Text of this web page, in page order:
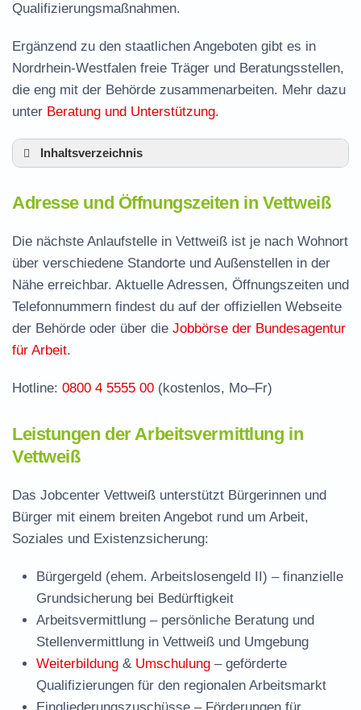
Qualifizierungsmaßnahmen.
Ergänzend zu den staatlichen Angeboten gibt es in
Nordrhein-Westfalen freie Träger und Beratungsstellen,
die eng mit der Behörde zusammenarbeiten. Mehr dazu
unter Beratung und Unterstützung.
Inhaltsverzeichnis
Leistungen der Arbeitsvermittlung in Vettweiß
Termin vereinbaren und Bürgergeld beantragen
Jobcenter Düren – zuständige Stelle
Stellenangebote und Jobbörse in Vettweiß
Häufige Fragen rund ums Jobcenter
Adresse und Öffnungszeiten in Vettweiß
Die nächste Anlaufstelle in Vettweiß ist je nach Wohnort
über verschiedene Standorte und Außenstellen in der
Nähe erreichbar. Aktuelle Adressen, Öffnungszeiten und
Telefonnummern findest du auf der offiziellen Webseite
der Behörde oder über die Jobbörse der Bundesagentur
für Arbeit.
Hotline: 0800 4 5555 00 (kostenlos, Mo–Fr)
Leistungen der Arbeitsvermittlung in
Vettweiß
Das Jobcenter Vettweiß unterstützt Bürgerinnen und
Bürger mit einem breiten Angebot rund um Arbeit,
Soziales und Existenzsicherung:
Bürgergeld (ehem. Arbeitslosengeld II) – finanzielle
Grundsicherung bei Bedürftigkeit
Arbeitsvermittlung – persönliche Beratung und
Stellenvermittlung in Vettweiß und Umgebung
Weiterbildung & Umschulung – geförderte
Qualifizierungen für den regionalen Arbeitsmarkt